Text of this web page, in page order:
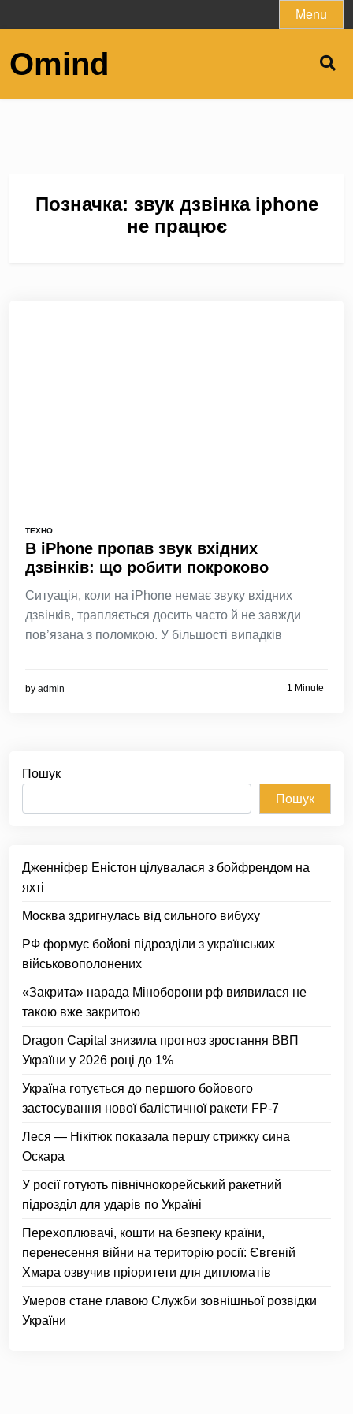
to
Menu
Omind
Позначка: звук дзвінка iphone
не працює
ТЕХНО
В iPhone пропав звук вхідних
дзвінків: що робити покроково
Ситуація, коли на iPhone немає звуку вхідних
дзвінків, трапляється досить часто й не завжди
пов’язана з поломкою. У більшості випадків
by admin 1 Minute
Пошук
Пошук
Дженніфер Еністон цілувалася з бойфрендом на
яхті
Москва здригнулась від сильного вибуху
РФ формує бойові підрозділи з українських
військовополонених
«Закрита» нарада Міноборони рф виявилася не
такою вже закритою
Dragon Capital знизила прогноз зростання ВВП
України у 2026 році до 1%
Україна готується до першого бойового
застосування нової балістичної ракети FP-7
Леся — Нікітюк показала першу стрижку сина
Оскара
У росії готують північнокорейський ракетний
підрозділ для ударів по Україні
Перехоплювачі, кошти на безпеку країни,
перенесення війни на територію росії: Євгеній
Хмара озвучив пріоритети для дипломатів
Умеров стане главою Служби зовнішньої розвідки
України